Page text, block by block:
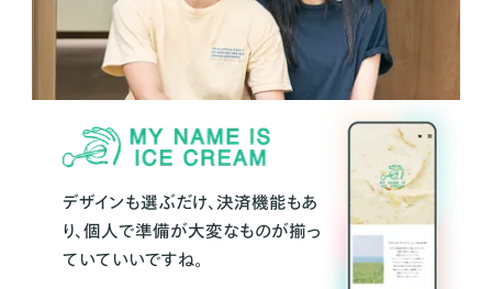
デザインも選ぶだけ、決済機能もあ
り、個人で準備が大変なものが揃っ
ていていいですね。